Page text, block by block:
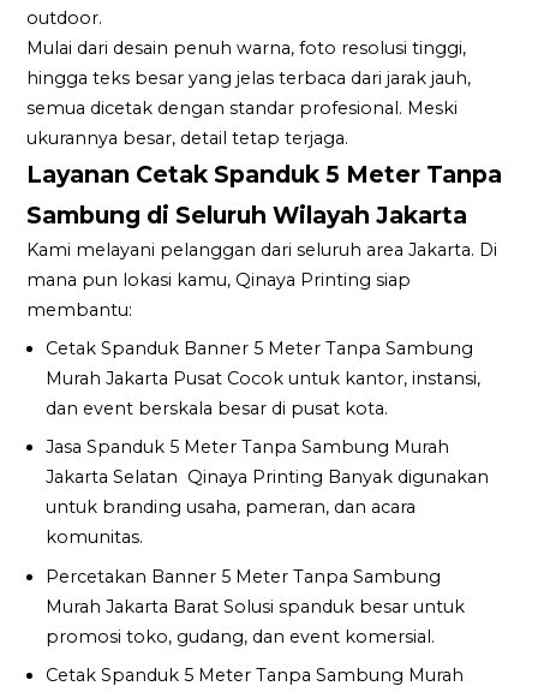
outdoor.
Mulai dari desain penuh warna, foto resolusi tinggi,
hingga teks besar yang jelas terbaca dari jarak jauh,
semua dicetak dengan standar profesional. Meski
ukurannya besar, detail tetap terjaga.
Layanan Cetak Spanduk 5 Meter Tanpa
Sambung di Seluruh Wilayah Jakarta
Kami melayani pelanggan dari seluruh area Jakarta. Di
mana pun lokasi kamu, Qinaya Printing siap
membantu:
Cetak Spanduk Banner 5 Meter Tanpa Sambung
Murah Jakarta Pusat Cocok untuk kantor, instansi,
dan event berskala besar di pusat kota.
Jasa Spanduk 5 Meter Tanpa Sambung Murah
Jakarta Selatan Qinaya Printing Banyak digunakan
untuk branding usaha, pameran, dan acara
komunitas.
Percetakan Banner 5 Meter Tanpa Sambung
Murah Jakarta Barat Solusi spanduk besar untuk
promosi toko, gudang, dan event komersial.
Cetak Spanduk 5 Meter Tanpa Sambung Murah